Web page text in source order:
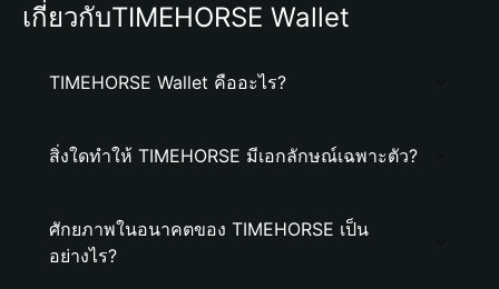
เกี่ยวกับTIMEHORSE Wallet
TIMEHORSE Wallet คืออะไร?
สิ่งใดทำให้ TIMEHORSE มีเอกลักษณ์เฉพาะตัว?
ศักยภาพในอนาคตของ TIMEHORSE เป็น
อย่างไร?